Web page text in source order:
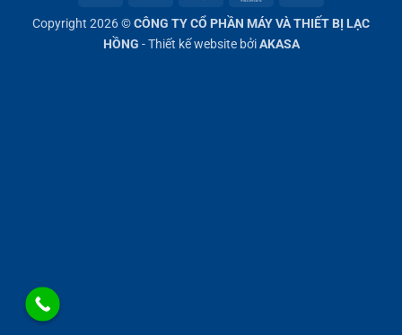
On
Delivery
Copyright 2026 ©CÔNG TY CỔ PHẦN MÁY VÀ THIẾT BỊ LẠC
HỒNG - Thiết kế website bởiAKASA